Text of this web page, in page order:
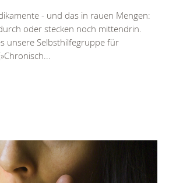
- und das in rauen Mengen:
oder stecken noch mittendrin.
unsere Selbsthilfegruppe für